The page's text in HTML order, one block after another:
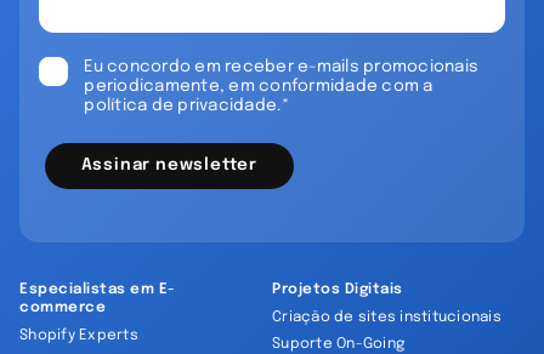
Eu concordo em receber e-mails promocionais
periodicamente, em conformidade com a
política de privacidade.*
Assinar newsletter
Especialistas em E-
commerce
Shopify Experts
Projetos Digitais
Criação de sites institucionais
Suporte On-Going